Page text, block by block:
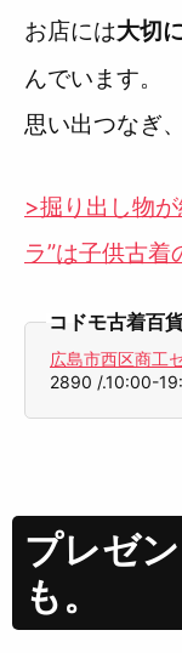
お店には大切
んでいます。
思い出つなぎ
>掘り出し物
ラ”は子供古着
コドモ古着百
広島市西区商工
2890 /.10:00-
プレゼ
も。